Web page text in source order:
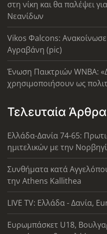
στη νίκη και θα παλέψει
Νεανίδων
Vikos Φalcons:
Αγραβάνη (pic)
Ένωση Παικτριών WNBA:
χρησιμοποιήσουν ως
Τελευταία Άρθρα
Ελλάδα-Δανία 74-65:
ημιτελικών με την
Συνθήματα κατά
την Athens Kallithea
LIVE TV: Ελλάδα - Δανία,
Ευρωμπάσκετ U18,